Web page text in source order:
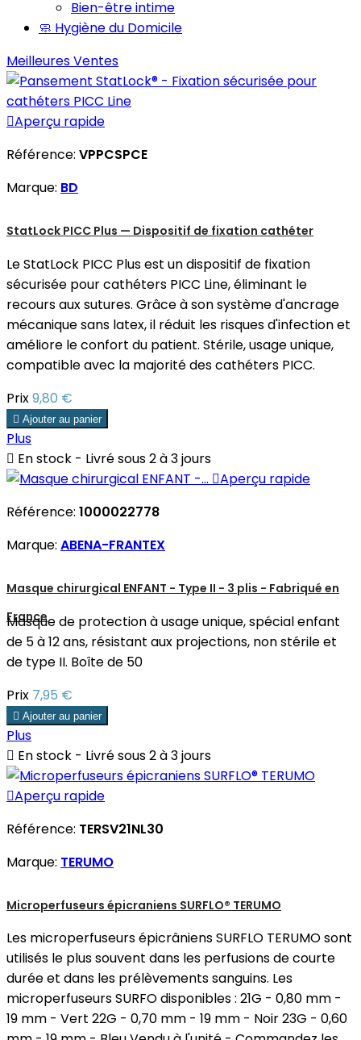
Bien-être intime
🧼 Hygiène du Domicile
Meilleures Ventes
Aperçu rapide
Référence: VPPCSPCE
Marque: BD
StatLock PICC Plus — Dispositif de fixation cathéter
Le StatLock PICC Plus est un dispositif de fixation
sécurisée pour cathéters PICC Line, éliminant le
recours aux sutures. Grâce à son système d'ancrage
mécanique sans latex, il réduit les risques d'infection et
améliore le confort du patient. Stérile, usage unique,
compatible avec la majorité des cathéters PICC.
Prix9,80 €
 Ajouter au panier
Plus
 En stock - Livré sous 2 à 3 jours
Aperçu rapide
Référence: 1000022778
Marque: ABENA-FRANTEX
Masque chirurgical ENFANT - Type II - 3 plis - Fabriqué en
France
Masque de protection à usage unique, spécial enfant
de 5 à 12 ans, résistant aux projections, non stérile et
de type II. Boîte de 50
Prix 7,95 €
 Ajouter au panier
Plus
 En stock - Livré sous 2 à 3 jours
Aperçu rapide
Référence: TERSV21NL30
Marque: TERUMO
Microperfuseurs épicraniens SURFLO® TERUMO
Les microperfuseurs épicrâniens SURFLO TERUMO sont
utilisés le plus souvent dans les perfusions de courte
durée et dans les prélèvements sanguins. Les
microperfuseurs SURFO disponibles : 21G - 0,80 mm -
19 mm - Vert 22G - 0,70 mm - 19 mm - Noir 23G - 0,60